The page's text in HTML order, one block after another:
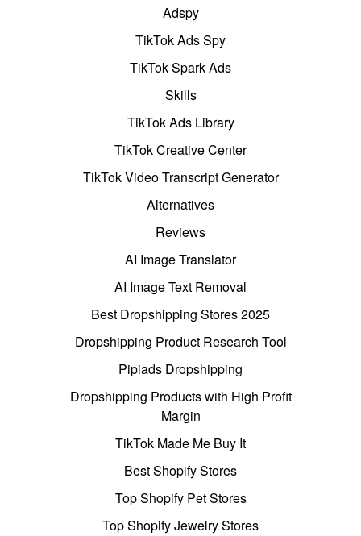
Adspy
TikTok Ads Spy
TikTok Spark Ads
Skills
TikTok Ads Library
TikTok Creative Center
TikTok Video Transcript Generator
Alternatives
Reviews
AI Image Translator
AI Image Text Removal
Best Dropshipping Stores 2025
Dropshipping Product Research Tool
Pipiads Dropshipping
Dropshipping Products with High Profit
Margin
TikTok Made Me Buy It
Best Shopify Stores
Top Shopify Pet Stores
Top Shopify Jewelry Stores